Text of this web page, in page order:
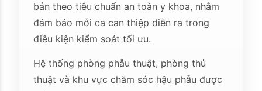
bản theo tiêu chuẩn an toàn y khoa, nhằm
đảm bảo mỗi ca can thiệp diễn ra trong
điều kiện kiểm soát tối ưu.
Hệ thống phòng phẫu thuật, phòng thủ
thuật và khu vực chăm sóc hậu phẫu được